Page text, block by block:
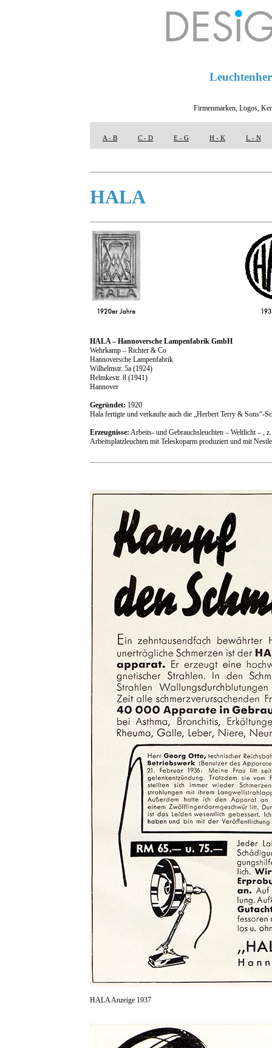
Firmenmarken, Logos,
A - B C - D E - G H - K L - N
HALA
HALA – Hannoversche Lampenfabrik GmbH
Wehrkamp – Richter & Co
Hannoversche Lampenfabrik
Wilhelmstr. 5a (1924)
Helmkestr. 8 (1941)
Hannover
Gegründet: 1920
Hala fertigte und verkaufte auch die „Herbert Terry & Sons“-
Erzeugnisse: Arbeits- und Gebrauchsleuchten – Weltlicht – ,
Arbeitsplatzleuchten mit Teleskoparm produziert und mit
HALA Anzeige 1937